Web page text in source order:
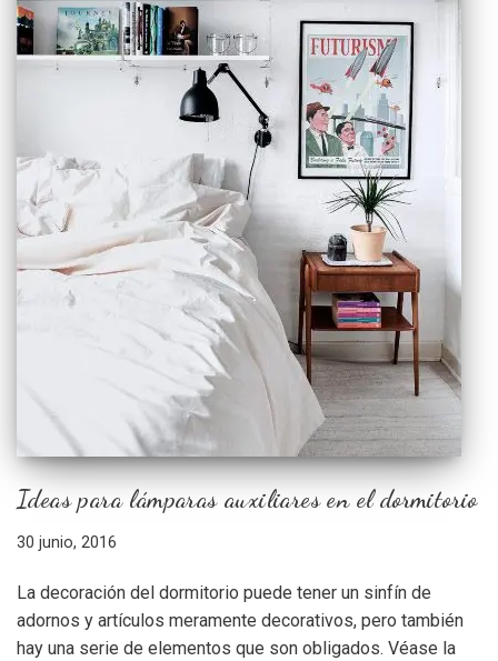
Ideas para lámparas auxiliares en el dormitorio
30 junio, 2016
La decoración del dormitorio puede tener un sinfín de
adornos y artículos meramente decorativos, pero también
hay una serie de elementos que son obligados. Véase la